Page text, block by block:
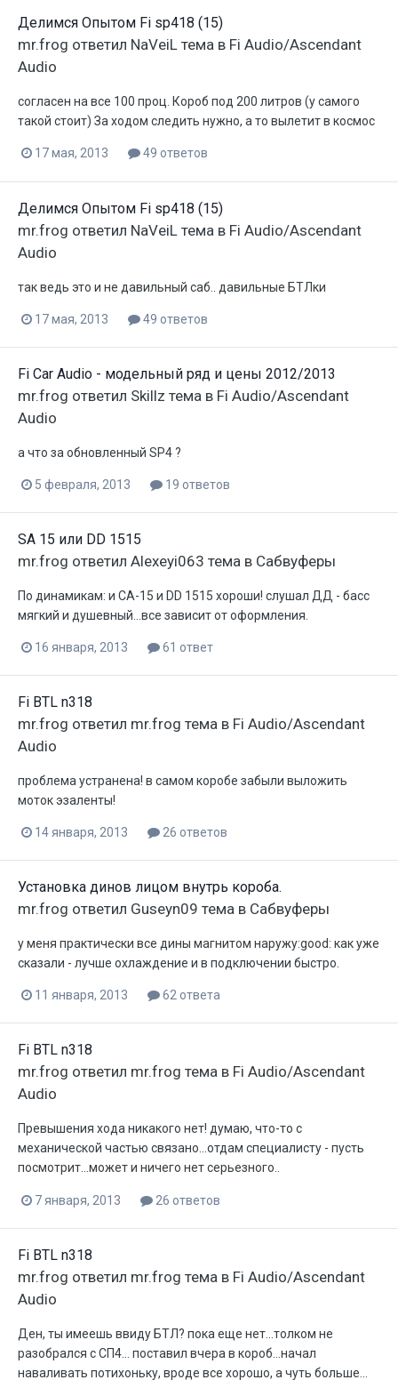
Делимся Опытом Fi sp418 (15)
mr.frog ответил NaVeiL тема в Fi Audio/Ascendant
Audio
согласен на все 100 проц. Короб под 200 литров (у самого
такой стоит) За ходом следить нужно, а то вылетит в космос
17 мая, 2013 49 ответов
Делимся Опытом Fi sp418 (15)
mr.frog ответил NaVeiL тема в Fi Audio/Ascendant
Audio
так ведь это и не давильный саб.. давильные БТЛки
17 мая, 2013 49 ответов
Fi Car Audio - модельный ряд и цены 2012/2013
mr.frog ответил Skillz тема в Fi Audio/Ascendant
Audio
а что за обновленный SP4 ?
5 февраля, 2013 19 ответов
SA 15 или DD 1515
mr.frog ответил Alexeyi063 тема в Сабвуферы
По динамикам: и СА-15 и DD 1515 хороши! слушал ДД - басс
мягкий и душевный...все зависит от оформления.
16 января, 2013 61 ответ
Fi BTL n318
mr.frog ответил mr.frog тема в Fi Audio/Ascendant
Audio
проблема устранена! в самом коробе забыли выложить
моток эзаленты!
14 января, 2013 26 ответов
Установка динов лицом внутрь короба.
mr.frog ответил Guseyn09 тема в Сабвуферы
у меня практически все дины магнитом наружу:good: как уже
сказали - лучше охлаждение и в подключении быстро.
11 января, 2013 62 ответа
Fi BTL n318
mr.frog ответил mr.frog тема в Fi Audio/Ascendant
Audio
Превышения хода никакого нет! думаю, что-то с
механической частью связано...отдам специалисту - пусть
посмотрит...может и ничего нет серьезного..
7 января, 2013 26 ответов
Fi BTL n318
mr.frog ответил mr.frog тема в Fi Audio/Ascendant
Audio
Ден, ты имеешь ввиду БТЛ? пока еще нет...толком не
разобрался с СП4... поставил вчера в короб...начал
наваливать потихоньку, вроде все хорошо, а чуть больше...